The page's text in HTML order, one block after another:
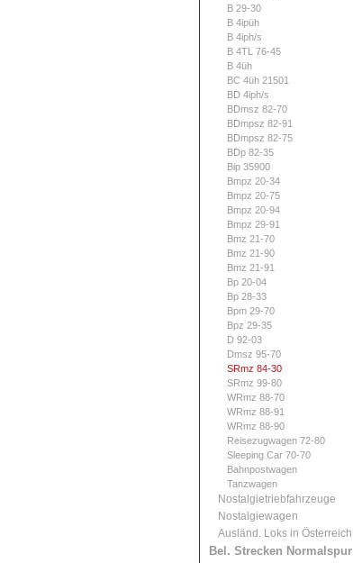
B 29-30
B 4ipüh
B 4iph/s
B 4TL 76-45
B 4üh
BC 4üh 21501
BD 4iph/s
BDmsz 82-70
BDmpsz 82-91
BDmpsz 82-75
BDp 82-35
Bip 35900
Bmpz 20-34
Bmpz 20-75
Bmpz 20-94
Bmpz 29-91
Bmz 21-70
Bmz 21-90
Bmz 21-91
Bp 20-04
Bp 28-33
Bpm 29-70
Bpz 29-35
D 92-03
Dmsz 95-70
SRmz 84-30
SRmz 99-80
WRmz 88-70
WRmz 88-91
WRmz 88-90
Reisezugwagen 72-80
Sleeping Car 70-70
Bahnpostwagen
Tanzwagen
Nostalgietriebfahrzeuge
Nostalgiewagen
Ausländ. Loks in Österreich
Bel. Strecken Normalspur